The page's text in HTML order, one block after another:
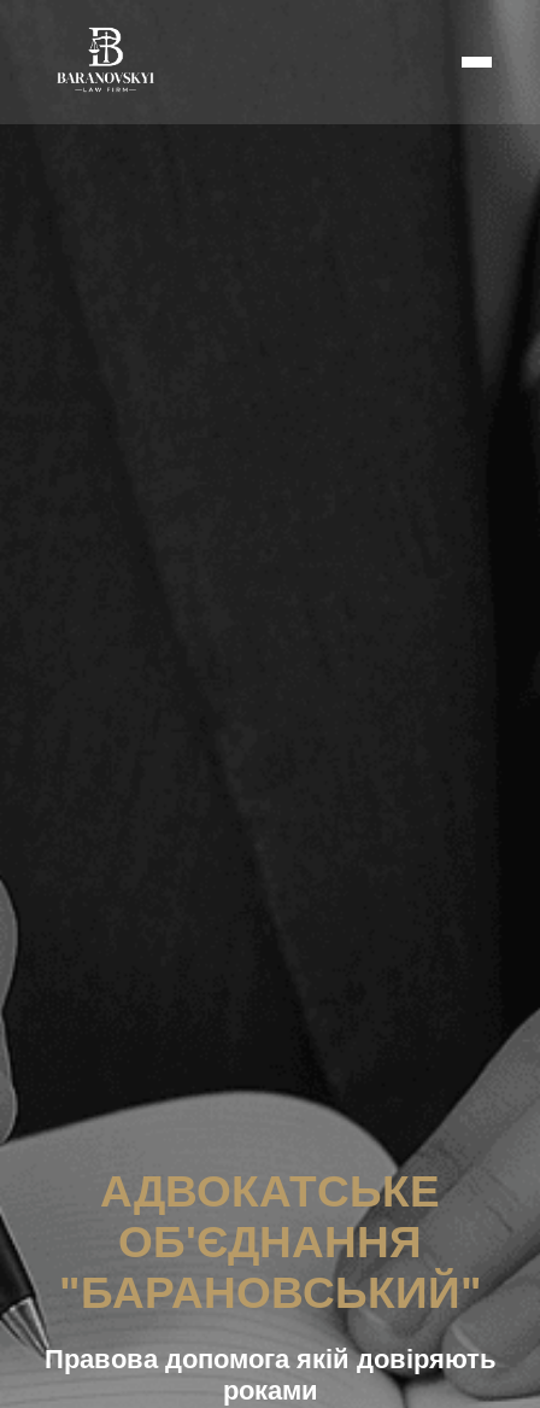
АДВОКАТСЬКЕ
ОБ'ЄДНАННЯ
"БАРАНОВСЬКИЙ"
Правова допомога якій довіряють
роками